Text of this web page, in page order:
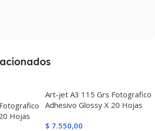
Hojas
Art-jet A3 115 Grs Fotografico
Adhesivo Glossy X 20 Hojas
$ 7.550,00